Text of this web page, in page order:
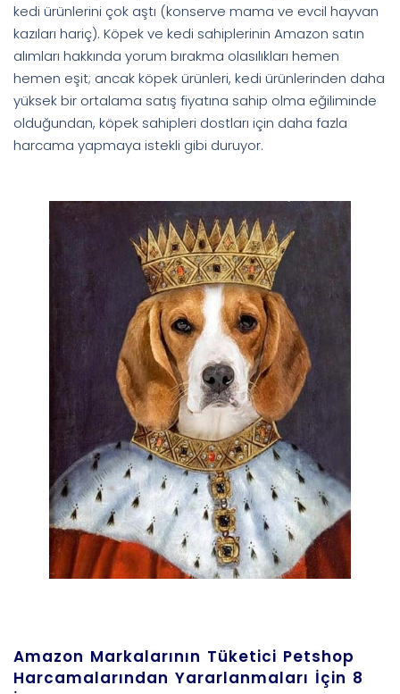
kedi ürünlerini çok aştı (konserve mama ve evcil hayvan
kazıları hariç). Köpek ve kedi sahiplerinin Amazon satın
alımları hakkında yorum bırakma olasılıkları hemen
hemen eşit; ancak köpek ürünleri, kedi ürünlerinden daha
yüksek bir ortalama satış fiyatına sahip olma eğiliminde
olduğundan, köpek sahipleri dostları için daha fazla
harcama yapmaya istekli gibi duruyor.
Amazon Markalarının Tüketici Petshop
Harcamalarından Yararlanmaları İçin 8